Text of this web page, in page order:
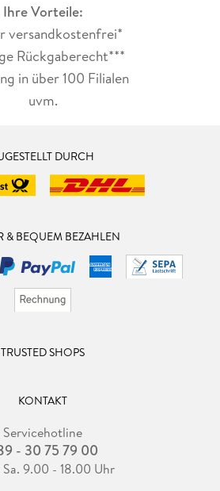
Ihre Vorteile:
versandkostenfrei*
Rückgaberecht***
in über 100 Filialen
uvm.
DURCH
& BEQUEM BEZAHLEN
TRUSTED SHOPS
KONTAKT
Servicehotline
- 30 75 79 00
9.00 - 18.00 Uhr